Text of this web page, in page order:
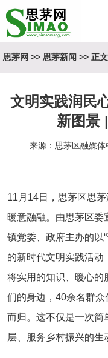
思茅网 >> 思茅新闻 >> 正文
文明实践润民
新图景
来源：思茅区融媒
11月14日，思茅区思
暖意融融。由思茅区委
镇党委、政府主办的以
的新时代文明实践活动
将实用的知识、暖心的
们的身边，40余名群
而归。这不仅是一次简
层、服务乡村振兴的